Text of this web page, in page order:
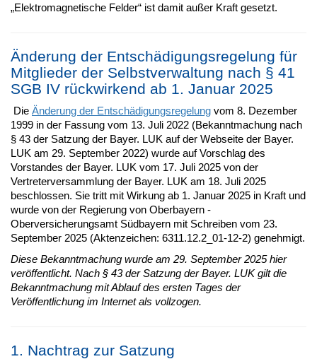
„Elektromagnetische Felder“ ist damit außer Kraft gesetzt.
Änderung der Entschädigungsregelung für
Mitglieder der Selbstverwaltung nach § 41
SGB IV rückwirkend ab 1. Januar 2025
Die Änderung der Entschädigungsregelung vom 8. Dezember
1999 in der Fassung vom 13. Juli 2022 (Bekanntmachung nach
§ 43 der Satzung der Bayer. LUK auf der Webseite der Bayer.
LUK am 29. September 2022) wurde auf Vorschlag des
Vorstandes der Bayer. LUK vom 17. Juli 2025 von der
Vertreterversammlung der Bayer. LUK am 18. Juli 2025
beschlossen. Sie tritt mit Wirkung ab 1. Januar 2025 in Kraft und
wurde von der Regierung von Oberbayern -
Oberversicherungsamt Südbayern mit Schreiben vom 23.
September 2025 (Aktenzeichen: 6311.12.2_01-12-2) genehmigt.
Diese Bekanntmachung wurde am 29. September 2025 hier
veröffentlicht. Nach § 43 der Satzung der Bayer. LUK gilt die
Bekanntmachung mit Ablauf des ersten Tages der
Veröffentlichung im Internet als vollzogen.
1. Nachtrag zur Satzung